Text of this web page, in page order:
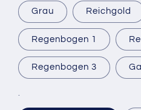
Grau Reichgold
Regenbogen 1
Regenbogen 3
.